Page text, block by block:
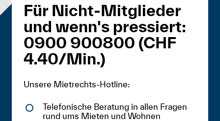
Für Nicht-Mitglieder
und wenn's pressiert:
0900 900800 (CHF
4.40/Min.)
Unsere Mietrechts-Hotline:
Telefonische Beratung in allen Fragen
rund ums Mieten und Wohnen